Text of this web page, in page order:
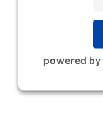
powered by